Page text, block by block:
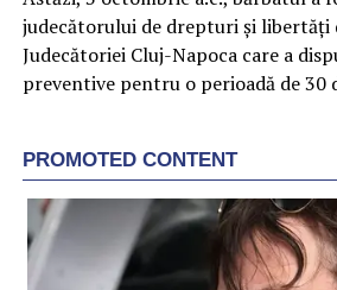
judecătorului de drepturi și libertăți
Judecătoriei Cluj-Napoca care a
preventive pentru o perioadă de 30